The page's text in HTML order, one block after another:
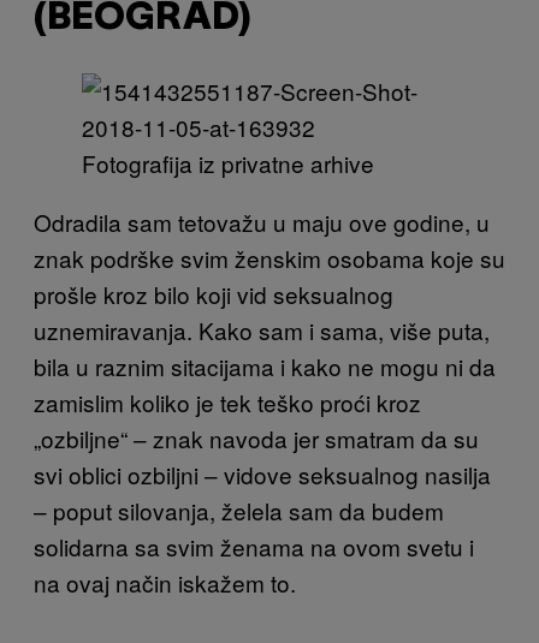
(BEOGRAD)
Fotografija iz privatne arhive
Odradila sam tetovažu u maju ove godine, u
znak podrške svim ženskim osobama koje su
prošle kroz bilo koji vid seksualnog
uznemiravanja. Kako sam i sama, više puta,
bila u raznim sitacijama i kako ne mogu ni da
zamislim koliko je tek teško proći kroz
„ozbiljne“ – znak navoda jer smatram da su
svi oblici ozbiljni – vidove seksualnog nasilja
– poput silovanja, želela sam da budem
solidarna sa svim ženama na ovom svetu i
na ovaj način iskažem to.